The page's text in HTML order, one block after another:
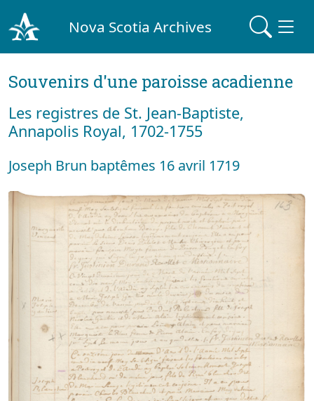
Nova Scotia Archives
Souvenirs d'une paroisse acadienne
Les registres de St. Jean-Baptiste,
Annapolis Royal, 1702-1755
Joseph Brun baptêmes 16 avril 1719